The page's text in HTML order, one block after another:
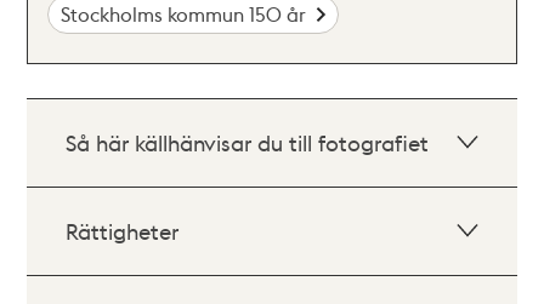
Stockholms kommun 150 år
Så här källhänvisar du till fotografiet
Rättigheter